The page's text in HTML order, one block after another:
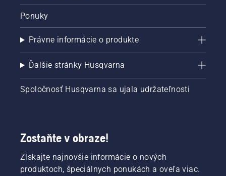
Ponuky
Právne informácie o produkte
Ďalšie stránky Husqvarna
Spoločnosť Husqvarna sa ujala udržateľnosti
Zostaňte v obraze!
Získajte najnovšie informácie o nových
produktoch, špeciálnych ponukách a oveľa viac.